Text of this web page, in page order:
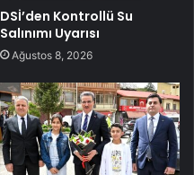
DSİ’den Kontrollü Su
Salınımı Uyarısı
Ağustos 8, 2026